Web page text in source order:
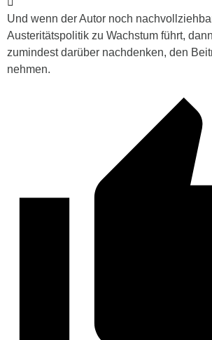
Und wenn der Autor noch
Austeritätspolitik zu Wachstum führt,
zumindest darüber nachdenken, den
nehmen.